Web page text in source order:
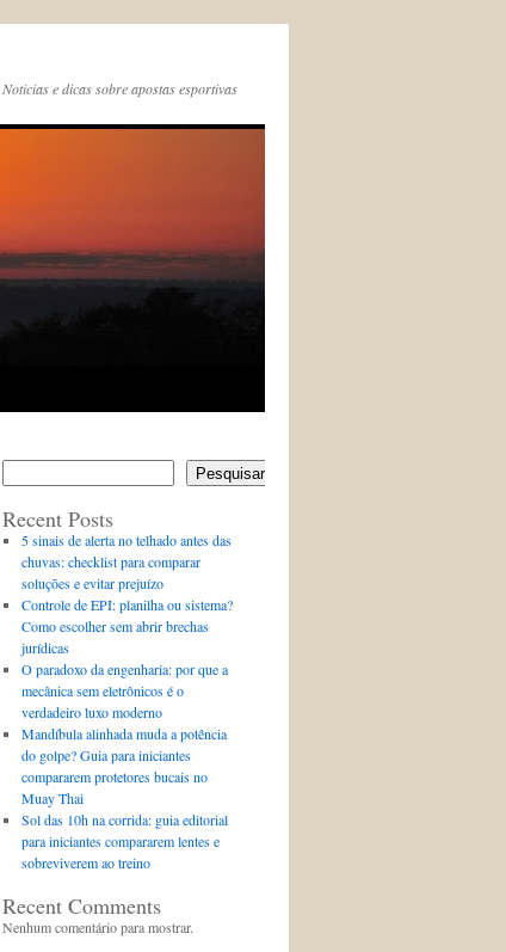
Noticias e dicas sobre apostas esportivas
Pesquisar
Recent Posts
5 sinais de alerta no telhado antes das
chuvas: checklist para comparar
soluções e evitar prejuízo
Controle de EPI: planilha ou sistema?
Como escolher sem abrir brechas
jurídicas
O paradoxo da engenharia: por que a
mecânica sem eletrônicos é o
verdadeiro luxo moderno
Mandíbula alinhada muda a potência
do golpe? Guia para iniciantes
compararem protetores bucais no
Muay Thai
Sol das 10h na corrida: guia editorial
para iniciantes compararem lentes e
sobreviverem ao treino
Recent Comments
Nenhum comentário para mostrar.